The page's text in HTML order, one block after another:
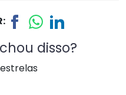
disso?